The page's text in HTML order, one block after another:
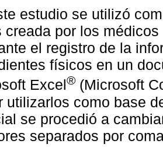
estudio se utilizó
creada por los
el registro de la
físicos en un
Excel® (Microsoft
utilizarlos como base
se procedió a
separados por